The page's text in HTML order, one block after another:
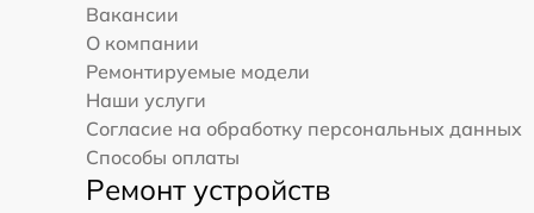
Вакансии
О компании
Ремонтируемые модели
Наши услуги
Согласие на обработку персональных данных
Способы оплаты
Ремонт устройств